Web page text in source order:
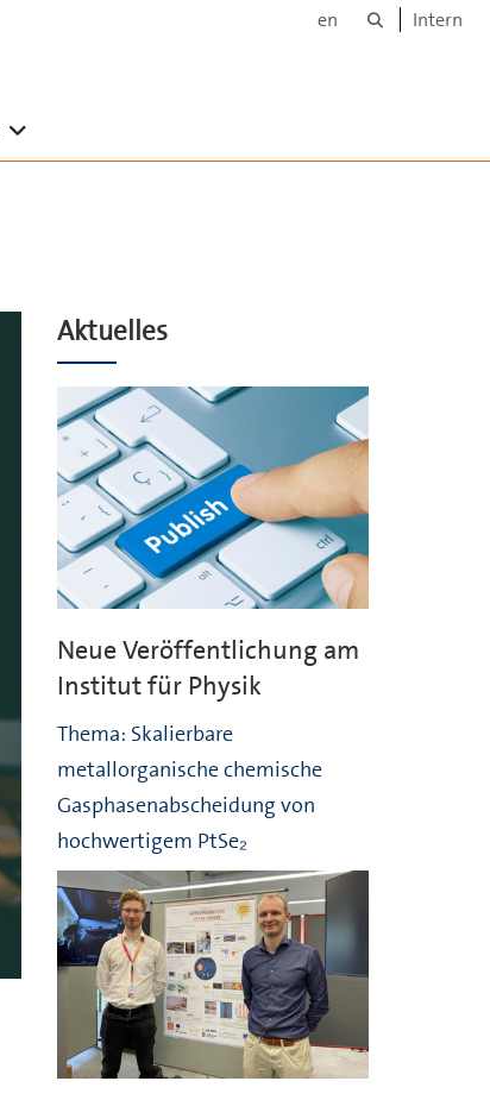
en Intern
Aktuelles
Neue Veröffentlichung am
Institut für Physik
Thema: Skalierbare
metallorganische chemische
Gasphasenabscheidung von
hochwertigem PtSe₂